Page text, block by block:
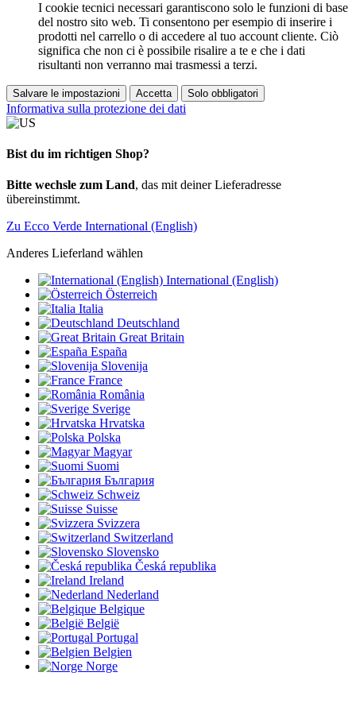
I cookie tecnici necessari garantiscono solo le funzioni di base
del nostro sito web. Ti consentono per esempio di inserire i
prodotti nel carrello o di accedere al tuo account cliente. Ciò
significa che non ci è possibile risalire a te e che i dati
risultanti non verranno mai trasmessi a terzi.
Salvare le impostazioni Accetta Solo obbligatori
Informativa sulla protezione dei dati
Bist du im richtigen Shop?
Bitte wechsle zum Land, das mit deiner Lieferadresse
übereinstimmt.
Zu Ecco Verde International (English)
Anderes Lieferland wählen
International (English)
Österreich
Italia
Deutschland
Great Britain
España
Slovenija
France
România
Sverige
Hrvatska
Polska
Magyar
Suomi
България
Schweiz
Suisse
Svizzera
Switzerland
Slovensko
Česká republika
Ireland
Nederland
Belgique
België
Portugal
Belgien
Norge